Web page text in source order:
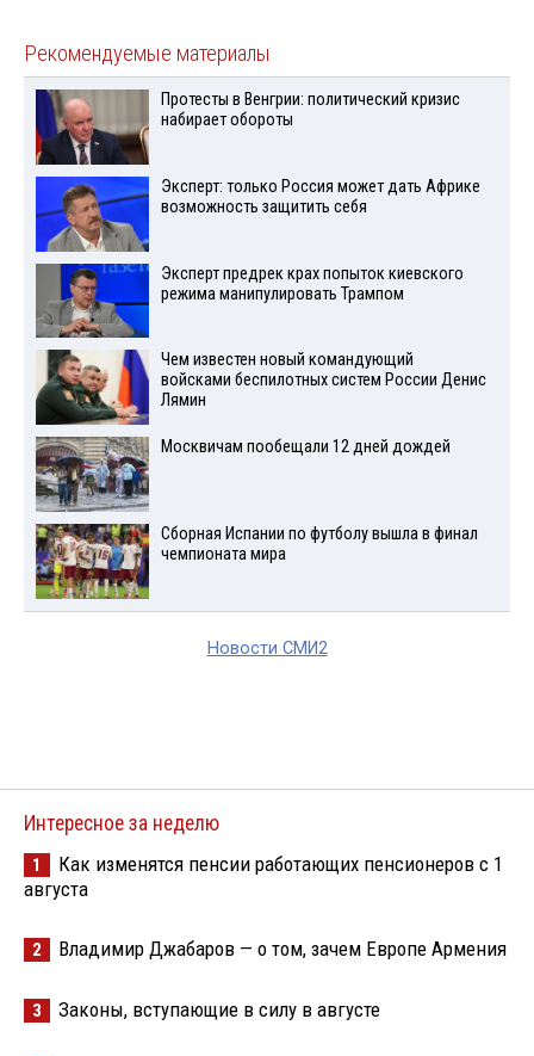
Рекомендуемые материалы
Протесты в Венгрии: политический кризис
набирает обороты
Эксперт: только Россия может дать Африке
возможность защитить себя
Эксперт предрек крах попыток киевского
режима манипулировать Трампом
Чем известен новый командующий
войсками беспилотных систем России Денис
Лямин
Москвичам пообещали 12 дней дождей
Сборная Испании по футболу вышла в финал
чемпионата мира
Новости СМИ2
Интересное за неделю
1
Как изменятся пенсии работающих пенсионеров с 1
августа
2 Владимир Джабаров — о том, зачем Европе Армения
3 Законы, вступающие в силу в августе